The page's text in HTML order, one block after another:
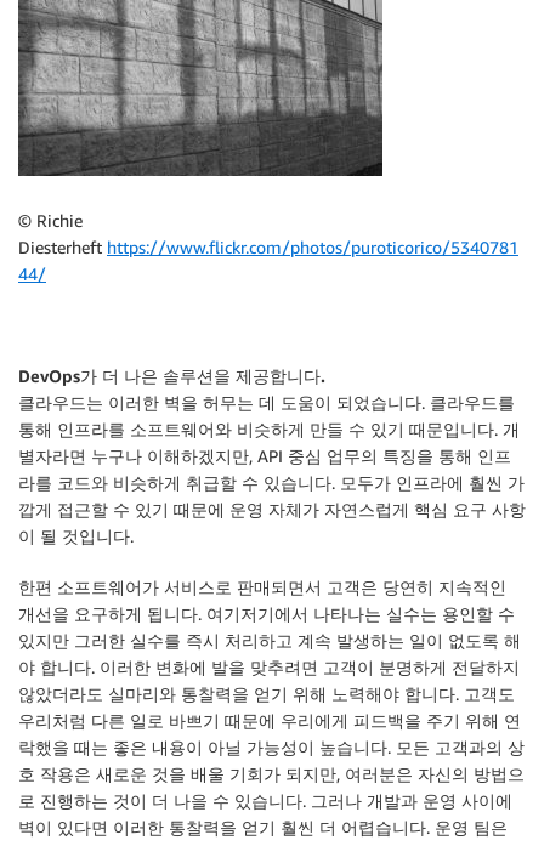
© Richie
Diesterheft https://www.flickr.com/photos/puroticorico/5340781
44/
DevOps가 더 나은 솔루션을 제공합니다.
클라우드는 이러한 벽을 허무는 데 도움이 되었습니다. 클라우드를
통해 인프라를 소프트웨어와 비슷하게 만들 수 있기 때문입니다. 개
별자라면 누구나 이해하겠지만, API 중심 업무의 특징을 통해 인프
라를 코드와 비슷하게 취급할 수 있습니다. 모두가 인프라에 훨씬 가
깝게 접근할 수 있기 때문에 운영 자체가 자연스럽게 핵심 요구 사항
이 될 것입니다.
한편 소프트웨어가 서비스로 판매되면서 고객은 당연히 지속적인
개선을 요구하게 됩니다. 여기저기에서 나타나는 실수는 용인할 수
있지만 그러한 실수를 즉시 처리하고 계속 발생하는 일이 없도록 해
야 합니다. 이러한 변화에 발을 맞추려면 고객이 분명하게 전달하지
않았더라도 실마리와 통찰력을 얻기 위해 노력해야 합니다. 고객도
우리처럼 다른 일로 바쁘기 때문에 우리에게 피드백을 주기 위해 연
락했을 때는 좋은 내용이 아닐 가능성이 높습니다. 모든 고객과의 상
호 작용은 새로운 것을 배울 기회가 되지만, 여러분은 자신의 방법으
로 진행하는 것이 더 나을 수 있습니다. 그러나 개발과 운영 사이에
벽이 있다면 이러한 통찰력을 얻기 훨씬 더 어렵습니다. 운영 팀은